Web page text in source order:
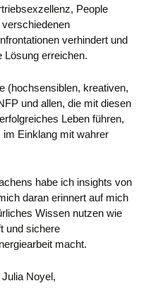
People
verhindert und
Lösung erreichen.
(hochsensiblen, kreativen,
und allen, die mit diesen
Leben führen,
im Einklang mit wahrer
habe ich insights von
daran erinnert auf mich
Wissen nutzen wie
und sichere
macht.
Noyel,